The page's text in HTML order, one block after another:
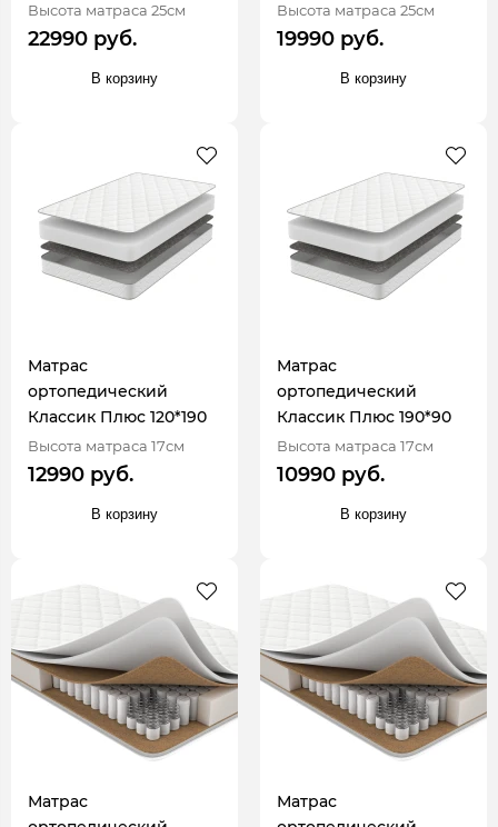
Высота матраса 25см
22990 руб.
В корзину
Высота матраса 25см
19990 руб.
В корзину
Матрас
ортопедический
Классик Плюс 120*190
Высота матраса 17см
12990 руб.
В корзину
Матрас
ортопедический
Классик Плюс 190*90
Высота матраса 17см
10990 руб.
В корзину
Матрас
Матрас